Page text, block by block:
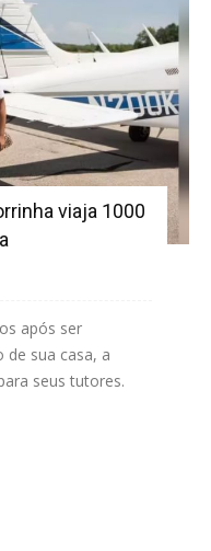
viaja 1000
após ser
sua casa, a
seus tutores.